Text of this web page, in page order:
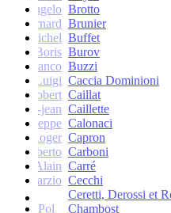
Angelo Brotto
Bernard Brunier
Michel Buffet
Boris Burov
Franco Buzzi
Luigi Caccia Dominioni
Robert Caillat
René-jean Caillette
Giuseppe Calonaci
Roger Capron
Erberto Carboni
Alain Carré
Marzio Cecchi
Ceretti, Derossi et
Pol
Chambost